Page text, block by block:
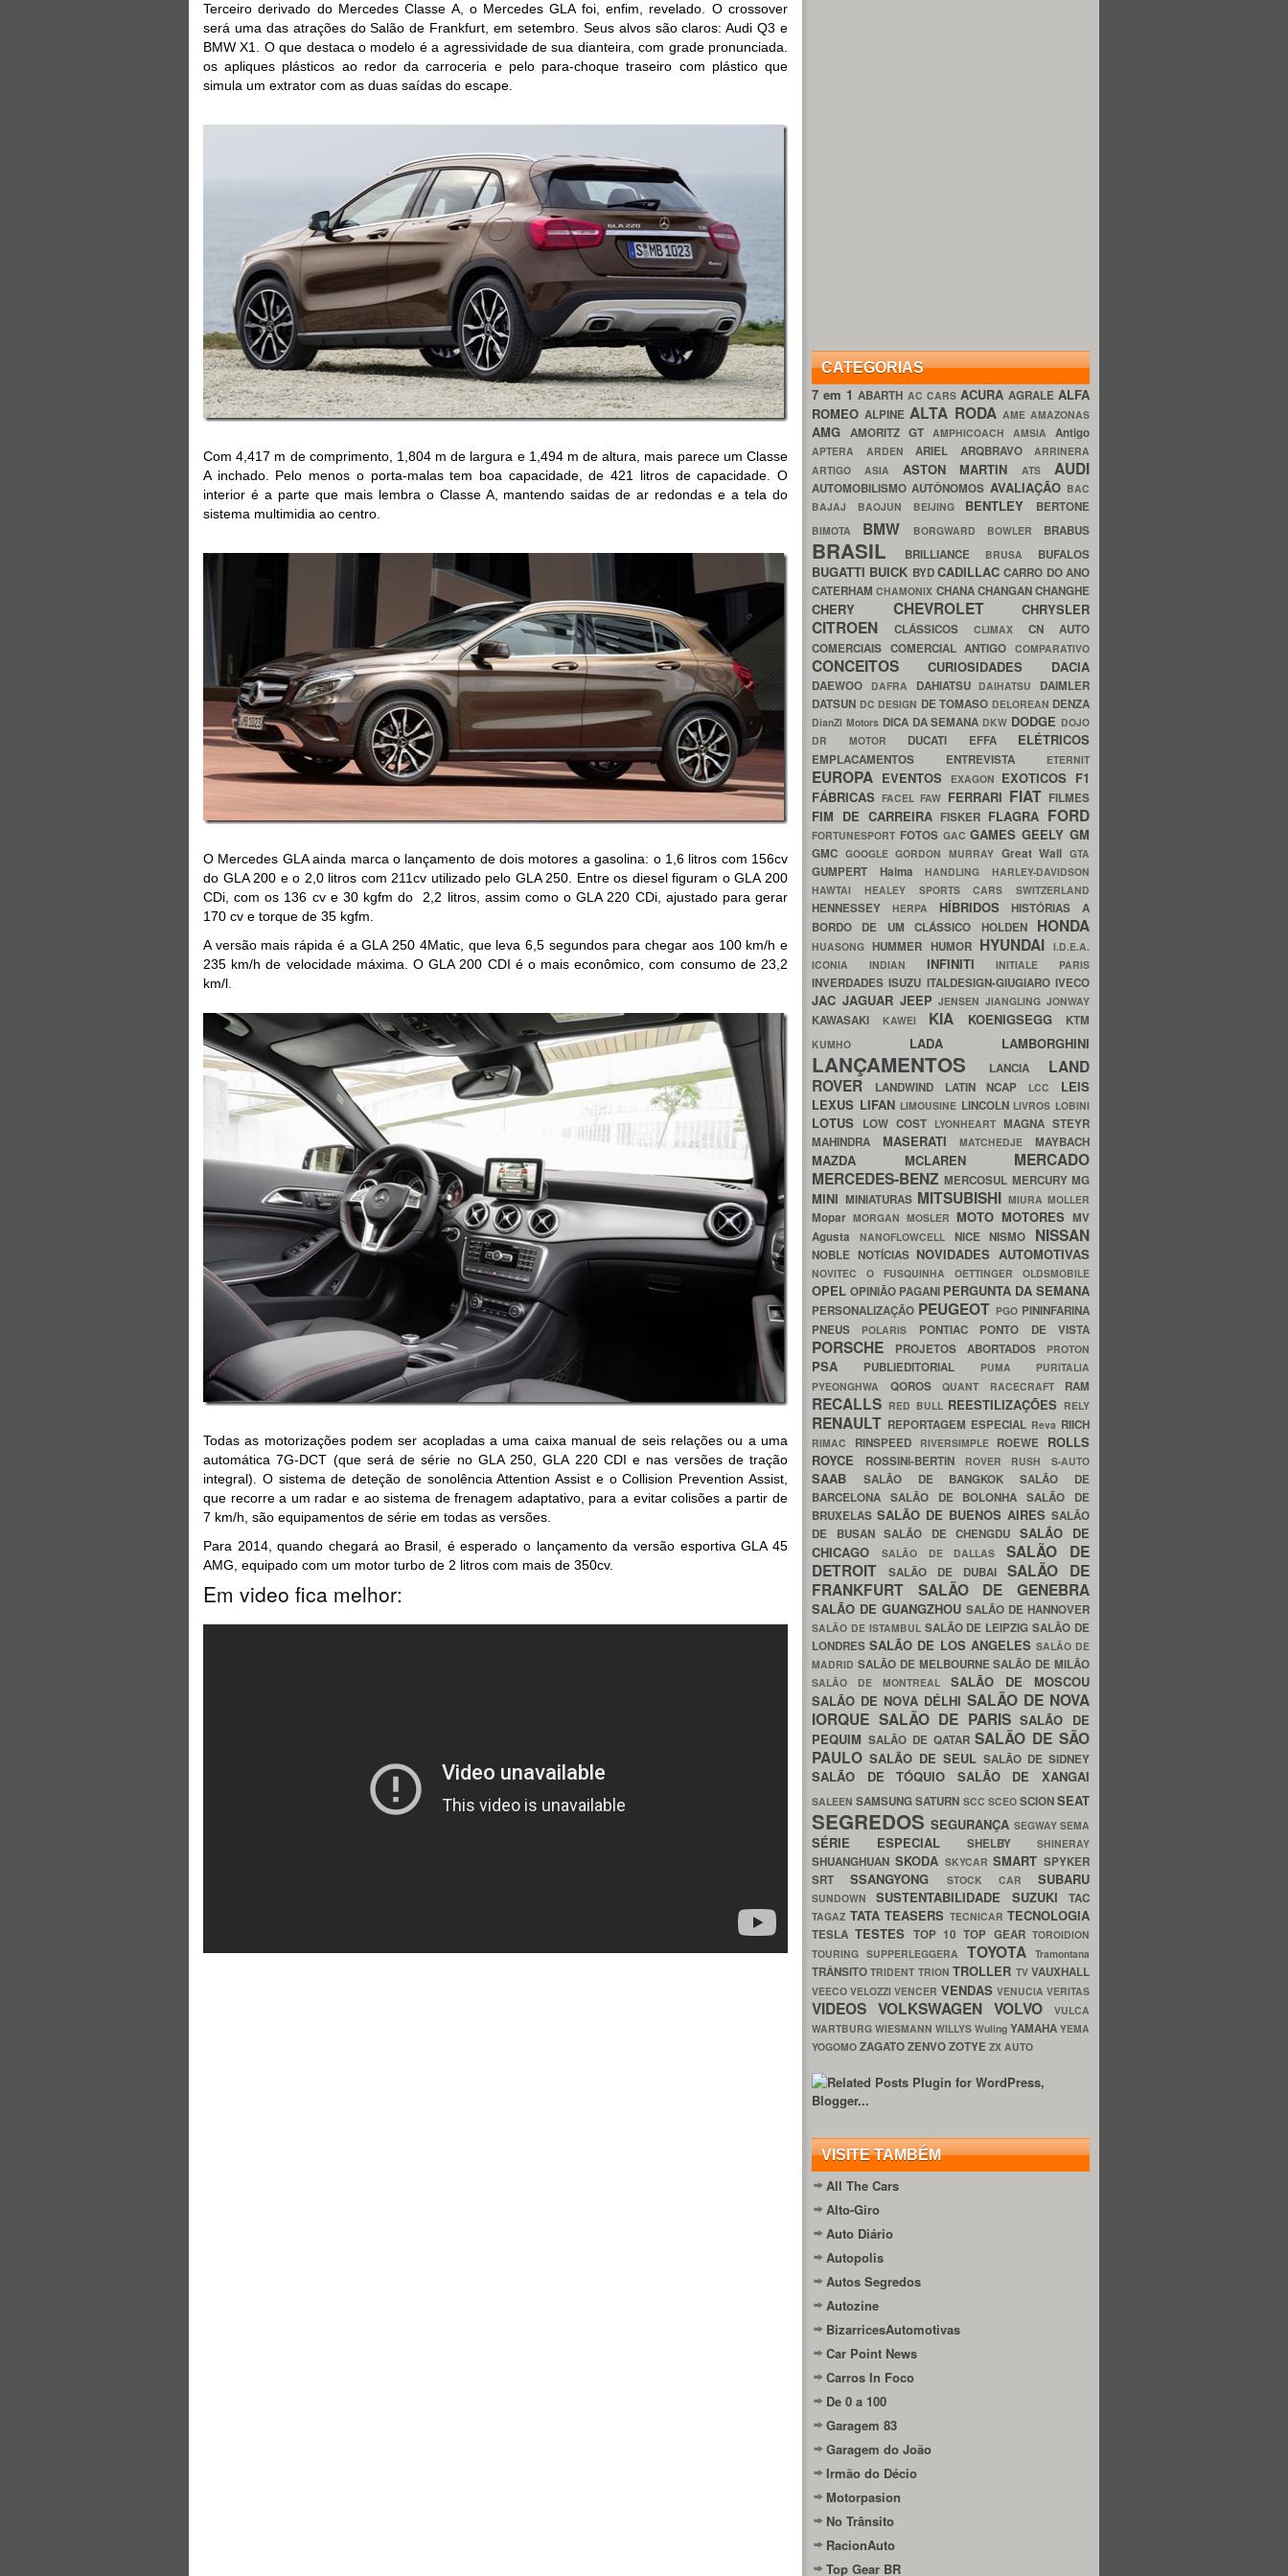
Terceiro derivado do Mercedes Classe A, o Mercedes GLA foi, enfim, revelado. O crossover
será uma das atrações do Salão de Frankfurt, em setembro. Seus alvos são claros: Audi Q3 e
BMW X1. O que destaca o modelo é a agressividade de sua dianteira, com grade pronunciada.
os apliques plásticos ao redor da carroceria e pelo para-choque traseiro com plástico que
simula um extrator com as duas saídas do escape.
Com 4,417 m de comprimento, 1,804 m de largura e 1,494 m de altura, mais parece um Classe
A inchado. Pelo menos o porta-malas tem boa capacidade, de 421 litros de capacidade. O
interior é a parte que mais lembra o Classe A, mantendo saidas de ar redondas e a tela do
sistema multimidia ao centro.
O Mercedes GLA ainda marca o lançamento de dois motores a gasolina: o 1,6 litros com 156cv
do GLA 200 e o 2,0 litros com 211cv utilizado pelo GLA 250. Entre os diesel figuram o GLA 200
CDi, com os 136 cv e 30 kgfm do 2,2 litros, assim como o GLA 220 CDi, ajustado para gerar
170 cv e torque de 35 kgfm.
A versão mais rápida é a GLA 250 4Matic, que leva 6,5 segundos para chegar aos 100 km/h e
235 km/h de velocidade máxima. O GLA 200 CDI é o mais econômico, com consumo de 23,2
km/l.
Todas as motorizações podem ser acopladas a uma caixa manual de seis relações ou a uma
automática 7G-DCT (que será de série no GLA 250, GLA 220 CDI e nas versões de tração
integral). O sistema de deteção de sonolência Attention Assist e o Collision Prevention Assist,
que recorre a um radar e ao sistema de frenagem adaptativo, para a evitar colisões a partir de
7 km/h, são equipamentos de série em todas as versões.
Para 2014, quando chegará ao Brasil, é esperado o lançamento da versão esportiva GLA 45
AMG, equipado com um motor turbo de 2 litros com mais de 350cv.
Em video fica melhor:
CATEGORIAS
7 em 1ABARTH AC CARS ACURA AGRALE ALFA
ROMEOALPINEALTA RODA AME AMAZONAS
AMG AMORITZ GT AMPHICOACH AMSIA Antigo
APTERA ARDEN ARIEL ARQBRAVO ARRINERA
ARTIGO ASIA ASTON MARTINATS AUDI
AUTOMOBILISMOAUTÔNOMOS AVALIAÇÃO BAC
BAJAJ BAOJUN BEIJING BENTLEY BERTONE
BIMOTA BMW BORGWARD BOWLER BRABUS
BRASIL BRILLIANCE BRUSA BUFALOS
BUGATTI BUICK BYDCADILLACCARRO DO ANO
CATERHAMCHAMONIX CHANACHANGANCHANGHE
CHERY CHEVROLET CHRYSLER
CITROEN CLÁSSICOS CLIMAX CN AUTO
COMERCIAIS COMERCIAL ANTIGOCOMPARATIVO
CONCEITOS CURIOSIDADES DACIA
DAEWOO DAFRA DAHIATSU DAIHATSU DAIMLER
DATSUN DC DESIGN DE TOMASO DELOREAN DENZA
DianZi Motors DICA DA SEMANA DKW DODGE DOJO
DR MOTOR DUCATI EFFA ELÉTRICOS
EMPLACAMENTOS ENTREVISTA ETERNIT
EUROPA EVENTOS EXAGON EXOTICOS F1
FÁBRICASFACELFAW FERRARI FIAT FILMES
FIM DE CARREIRA FISKER FLAGRA FORD
FORTUNESPORT FOTOS GACGAMESGEELYGM
GMC GOOGLEGORDON MURRAY Great WallGTA
GUMPERT HaimaHANDLINGHARLEY-DAVIDSON
HAWTAI HEALEY SPORTS CARS SWITZERLAND
HENNESSEY HERPA HÍBRIDOSHISTÓRIAS A
BORDO DE UM CLÁSSICO HOLDEN HONDA
HUASONGHUMMER HUMOR HYUNDAI I.D.E.A.
ICONIA INDIAN INFINITIINITIALE PARIS
INVERDADESISUZU ITALDESIGN-GIUGIAROIVECO
JAC JAGUAR JEEPJENSENJIANGLINGJONWAY
KAWASAKI KAWEI KIA KOENIGSEGG KTM
KUMHO LADA LAMBORGHINI
LANÇAMENTOS LANCIA LAND
ROVER
LANDWIND LATIN NCAP LCC LEIS
LEXUS LIFAN LIMOUSINE LINCOLN LIVROS LOBINI
LOTUS LOW COST LYONHEART MAGNA STEYR
MAHINDRA MASERATIMATCHEDJEMAYBACH
MAZDA MCLAREN MERCADO
MERCEDES-BENZMERCOSUL MERCURYMG
MINI MINIATURAS MITSUBISHI MIURA MOLLER
Mopar MORGAN MOSLER MOTO MOTORES MV
Agusta NANOFLOWCELL NICENISMO NISSAN
NOBLE NOTÍCIAS NOVIDADES AUTOMOTIVAS
NOVITEC O FUSQUINHA OETTINGER OLDSMOBILE
OPEL OPINIÃO PAGANI PERGUNTA DA SEMANA
PERSONALIZAÇÃO PEUGEOT PGO PININFARINA
PNEUS
POLARIS PONTIAC PONTO DE VISTA
PORSCHE PROJETOS ABORTADOS PROTON
PSA PUBLIEDITORIAL PUMA PURITALIA
PYEONGHWA QOROS QUANT RACECRAFT RAM
RECALLS RED BULL REESTILIZAÇÕES RELY
RENAULT REPORTAGEM ESPECIAL Reva RIICH
RIMAC RINSPEED RIVERSIMPLE ROEWE ROLLS
ROYCE
ROSSINI-BERTIN ROVER RUSH S-AUTO
SAAB SALÃO DE BANGKOKSALÃO DE
BARCELONA SALÃO DE BOLONHASALÃO DE
BRUXELAS SALÃO DE BUENOS AIRES SALÃO
DE BUSAN SALÃO DE CHENGDU SALÃO DE
CHICAGO
SALÃO DE DALLASSALÃO DE
DETROIT
SALÃO DE DUBAI SALÃO DE
FRANKFURT SALÃO DE GENEBRA
SALÃO DE GUANGZHOU SALÃO DE HANNOVER
SALÃO DE ISTAMBUL SALÃO DE LEIPZIGSALÃO DE
LONDRESSALÃO DE LOS ANGELES SALÃO DE
MADRID SALÃO DE MELBOURNESALÃO DE MILÃO
SALÃO DE MONTREAL SALÃO DE MOSCOU
SALÃO DE NOVA DÉLHI SALÃO DE NOVA
IORQUE SALÃO DE PARISSALÃO DE
PEQUIM SALÃO DE QATARSALÃO DE SÃO
PAULO SALÃO DE SEUL SALÃO DE SIDNEY
SALÃO DE TÓQUIO SALÃO DE XANGAI
SALEENSAMSUNGSATURN SCC SCEO SCIONSEAT
SEGREDOSSEGURANÇA SEGWAYSEMA
SÉRIE ESPECIAL SHELBY SHINERAY
SHUANGHUAN SKODA SKYCARSMART SPYKER
SRTSSANGYONG STOCK CAR SUBARU
SUNDOWNSUSTENTABILIDADE SUZUKITAC
TAGAZ TATA TEASERS TECNICAR TECNOLOGIA
TESLATESTES TOP 10TOP GEARTOROIDION
TOURING SUPPERLEGGERA TOYOTATramontana
TRÂNSITOTRIDENT TRIONTROLLER TVVAUXHALL
VEECOVELOZZIVENCER VENDAS VENUCIAVERITAS
VIDEOS VOLKSWAGEN VOLVO
VULCA
WARTBURG WIESMANN WILLYS Wuling YAMAHA YEMA
YOGOMO ZAGATOZENVOZOTYE ZX AUTO
VISITE TAMBÉM
All The Cars
Alto-Giro
Auto Diário
Autopolis
Autos Segredos
Autozine
BizarricesAutomotivas
Car Point News
Carros In Foco
De 0 a 100
Garagem 83
Garagem do João
Irmão do Décio
Motorpasion
No Trânsito
RacionAuto
Top Gear BR